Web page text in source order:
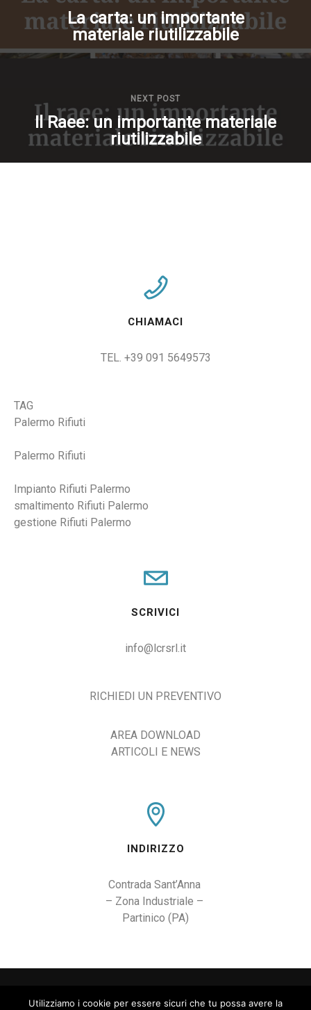
La carta: un importante
materiale riutilizzabile
NEXT POST
Il Raee: un importante materiale
riutilizzabile
CHIAMACI
TEL. +39 091 5649573
TAG
Palermo Rifiuti
Palermo Rifiuti
Impianto Rifiuti Palermo
smaltimento Rifiuti Palermo
gestione Rifiuti Palermo
SCRIVICI
info@lcrsrl.it
RICHIEDI UN PREVENTIVO
AREA DOWNLOAD
ARTICOLI E NEWS
INDIRIZZO
Contrada Sant’Anna
– Zona Industriale –
Partinico (PA)
Utilizziamo i cookie per essere sicuri che tu possa avere la